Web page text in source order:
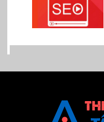
Cách tối ưu hóa
video cho Google -
SEO Video